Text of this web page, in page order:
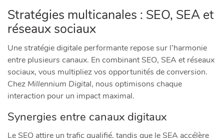
Stratégies multicanales : SEO, SEA et
réseaux sociaux
Une stratégie digitale performante repose sur l’harmonie
entre plusieurs canaux. En combinant SEO, SEA et réseaux
sociaux, vous multipliez vos opportunités de conversion.
Chez Millennium Digital, nous optimisons chaque
interaction pour un impact maximal.
Synergies entre canaux digitaux
Le SEO attire un trafic qualifié, tandis que le SEA accélère